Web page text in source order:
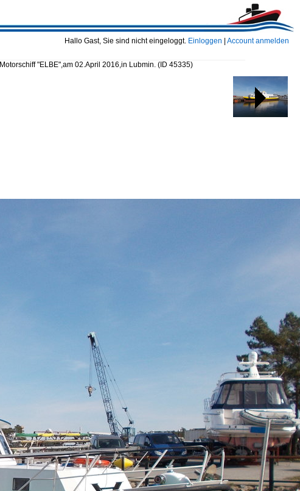
Hallo Gast, Sie sind nicht eingeloggt. Einloggen Account anmelden
Motorschiff "ELBE",am 02.April 2016,in Lubmin. (ID 45335)